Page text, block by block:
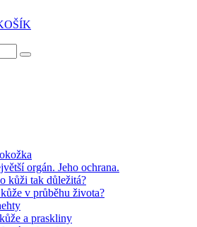
orgán. Jeho ochrana.
kůži tak důležitá?
v průběhu života?
a praskliny